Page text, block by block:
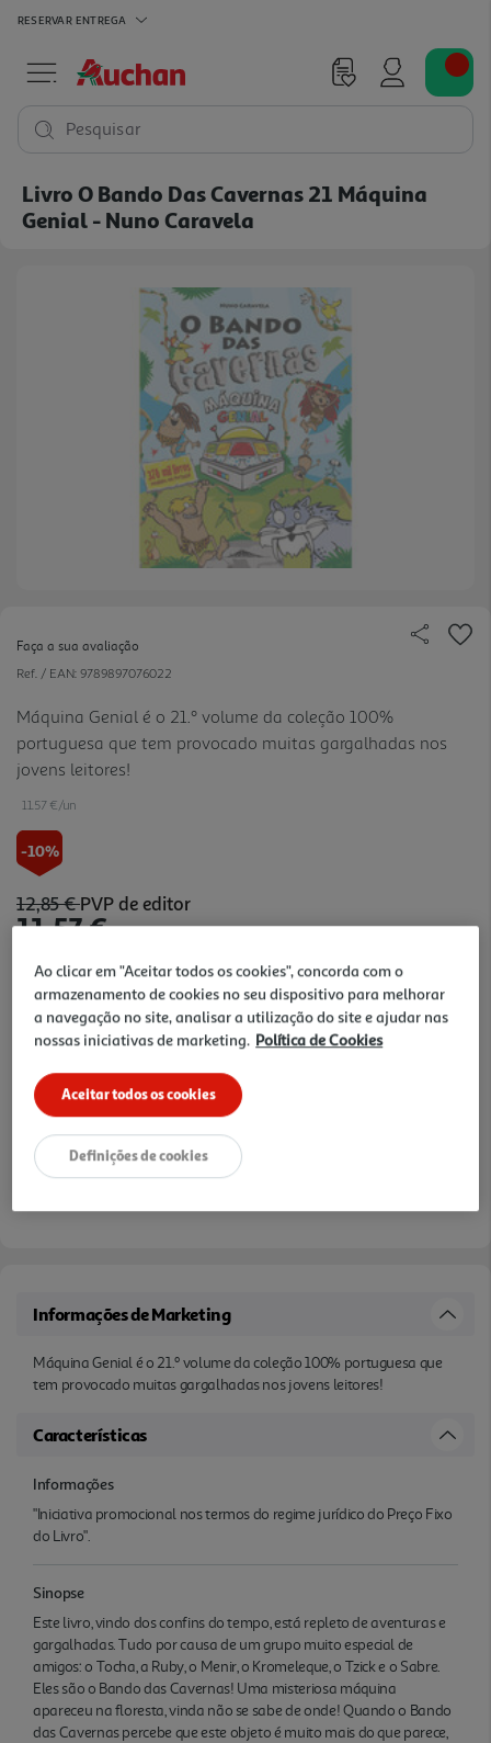
RESERVAR ENTREGA
Pesquisar
Livro O Bando Das Cavernas 21 Máquina
Genial - Nuno Caravela
Faça a sua avaliação
Ref. / EAN: 9789897076022
Máquina Genial é o 21.º volume da coleção 100%
portuguesa que tem provocado muitas gargalhadas nos
jovens leitores!
11.57 €/un
-10%
12,85 €PVP de editor
11,57 €
Notas de preparação
Informações de Marketing
Máquina Genial é o 21.º volume da coleção 100% portuguesa que
tem provocado muitas gargalhadas nos jovens leitores!
Características
Informações
"Iniciativa promocional nos termos do regime jurídico do Preço Fixo
do Livro".
Sinopse
Este livro, vindo dos confins do tempo, está repleto de aventuras e
gargalhadas. Tudo por causa de um grupo muito especial de
amigos: o Tocha, a Ruby, o Menir, o Kromeleque, o Tzick e o Sabre.
Eles são o Bando das Cavernas! Uma misteriosa máquina
apareceu na floresta, vinda não se sabe de onde! Quando o Bando
das Cavernas percebe que este objeto é muito mais do que parece,
Ao clicar em "Aceitar todos os cookies", concorda com o
armazenamento de cookies no seu dispositivo para melhorar
a navegação no site, analisar a utilização do site e ajudar nas
nossas iniciativas de marketing. Política de Cookies
Aceitar todos os cookies
Definições de cookies